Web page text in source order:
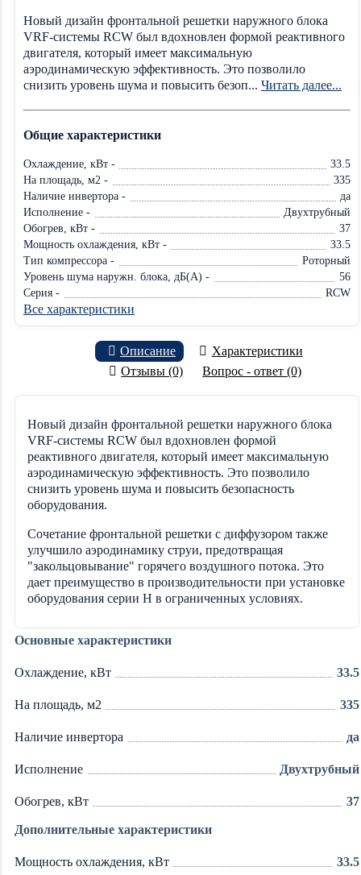
Новый дизайн фронтальной решетки наружного блока
VRF-системы RCW был вдохновлен формой реактивного
двигателя, который имеет максимальную
аэродинамическую эффективность. Это позволило
снизить уровень шума и повысить безоп... Читать далее...
Общие характеристики
Охлаждение, кВт -
33.5
На площадь, м2 -
335
Наличие инвертора -
да
Исполнение -
Двухтрубный
Обогрев, кВт -
37
Мощность охлаждения, кВт -
33.5
Тип компрессора -
Роторный
Уровень шума наружн. блока, дБ(А) -
56
Серия -
RCW
Все характеристики
Описание
Характеристики
Отзывы (0)
Вопрос - ответ (0)
Новый дизайн фронтальной решетки наружного блока
VRF-системы RCW был вдохновлен формой
реактивного двигателя, который имеет максимальную
аэродинамическую эффективность. Это позволило
снизить уровень шума и повысить безопасность
оборудования.
Сочетание фронтальной решетки с диффузором также
улучшило аэродинамику струи, предотвращая
"закольцовывание" горячего воздушного потока. Это
дает преимущество в производительности при установке
оборудования серии Н в ограниченных условиях.
Основные характеристики
Охлаждение, кВт 33.5
На площадь, м2 335
Наличие инвертора да
Исполнение Двухтрубный
Обогрев, кВт 37
Дополнительные характеристики
Мощность охлаждения, кВт 33.5